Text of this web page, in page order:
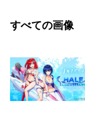
すべての画像